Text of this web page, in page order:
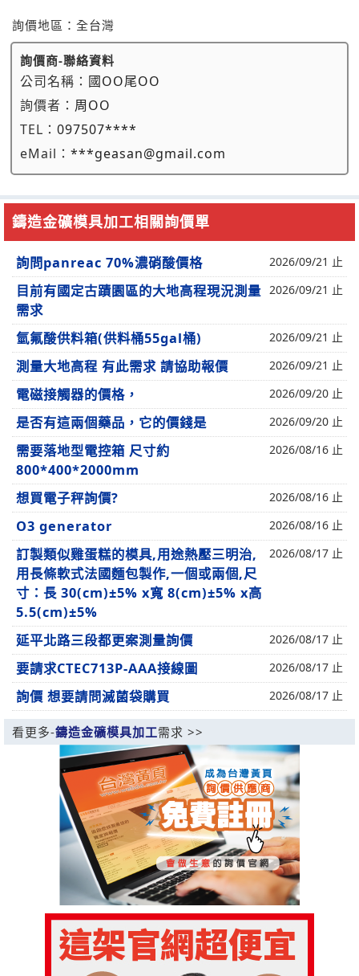
詢價地區： 全台灣
詢價商-聯絡資料
公司名稱： 國OO尾OO
詢價者： 周OO
TEL： 097507****
eMail： ***geasan@gmail.com
鑄造金礦模具加工相關詢價單
詢問panreac 70%濃硝酸價格 2026/09/21 止
目前有國定古蹟園區的大地高程現況測量
需求
2026/09/21 止
氫氟酸供料箱(供料桶55gal桶) 2026/09/21 止
測量大地高程 有此需求 請協助報價 2026/09/21 止
電磁接觸器的價格， 2026/09/20 止
是否有這兩個藥品，它的價錢是 2026/09/20 止
需要落地型電控箱 尺寸約
800*400*2000mm
2026/08/16 止
想買電子秤詢價? 2026/08/16 止
O3 generator 2026/08/16 止
訂製類似雞蛋糕的模具,用途熱壓三明治,
用長條軟式法國麵包製作,一個或兩個,尺
寸：長 30(cm)±5% x寬 8(cm)±5% x高
5.5(cm)±5%
2026/08/17 止
延平北路三段都更案測量詢價 2026/08/17 止
要請求CTEC713P-AAA接線圖 2026/08/17 止
詢價 想要請問滅菌袋購買 2026/08/17 止
看更多-鑄造金礦模具加工需求 >>